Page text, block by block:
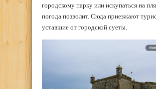
городскому парку или искупаться на
погода позволит. Сюда приезжают
уставшие от городской суеты.